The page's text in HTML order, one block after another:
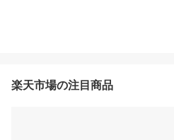
楽天市場の注目商品